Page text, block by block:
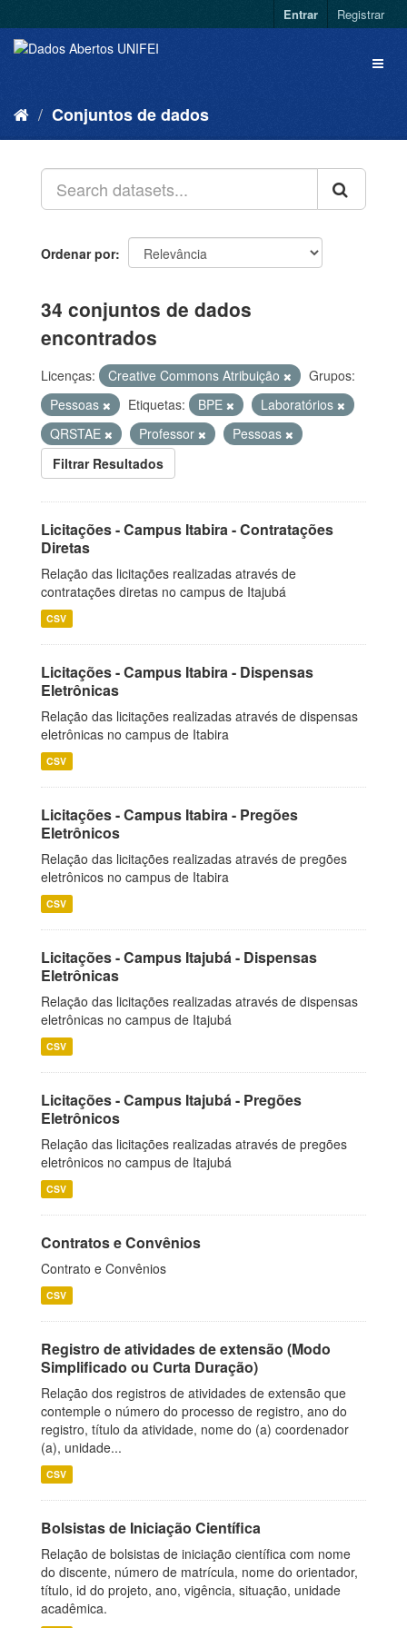
Entrar Registrar
Conjuntos de dados
Ordenar por
34 conjuntos de dados
encontrados
Licenças: Creative Commons Atribuição
Grupos:
Pessoas
Etiquetas: BPE
Laboratórios
QRSTAE
Professor
Pessoas
Filtrar Resultados
Licitações - Campus Itabira - Contratações
Diretas
Relação das licitações realizadas através de
contratações diretas no campus de Itajubá
CSV
Licitações - Campus Itabira - Dispensas
Eletrônicas
Relação das licitações realizadas através de dispensas
eletrônicas no campus de Itabira
CSV
Licitações - Campus Itabira - Pregões
Eletrônicos
Relação das licitações realizadas através de pregões
eletrônicos no campus de Itabira
CSV
Licitações - Campus Itajubá - Dispensas
Eletrônicas
Relação das licitações realizadas através de dispensas
eletrônicas no campus de Itajubá
CSV
Licitações - Campus Itajubá - Pregões
Eletrônicos
Relação das licitações realizadas através de pregões
eletrônicos no campus de Itajubá
CSV
Contratos e Convênios
Contrato e Convênios
CSV
Registro de atividades de extensão (Modo
Simplificado ou Curta Duração)
Relação dos registros de atividades de extensão que
contemple o número do processo de registro, ano do
registro, título da atividade, nome do (a) coordenador
(a), unidade...
CSV
Bolsistas de Iniciação Científica
Relação de bolsistas de iniciação científica com nome
do discente, número de matrícula, nome do orientador,
título, id do projeto, ano, vigência, situação, unidade
acadêmica.